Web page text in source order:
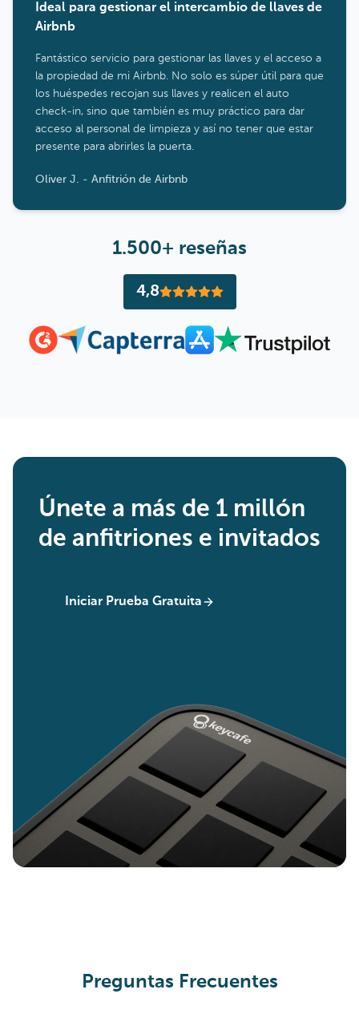
Ideal para gestionar el intercambio de llaves de
Airbnb
Fantástico servicio para gestionar las llaves y el acceso a
la propiedad de mi Airbnb. No solo es súper útil para que
los huéspedes recojan sus llaves y realicen el auto
check-in, sino que también es muy práctico para dar
acceso al personal de limpieza y así no tener que estar
presente para abrirles la puerta.
Oliver J. - Anfitrión de Airbnb
1.500+ reseñas
4,8
Únete a más de 1 millón
de anfitriones e invitados
Iniciar Prueba Gratuita
Preguntas Frecuentes